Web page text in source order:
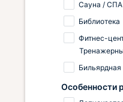
Сауна / СПА
Библиотека
Фитнес-
Бильярдная
Особенности